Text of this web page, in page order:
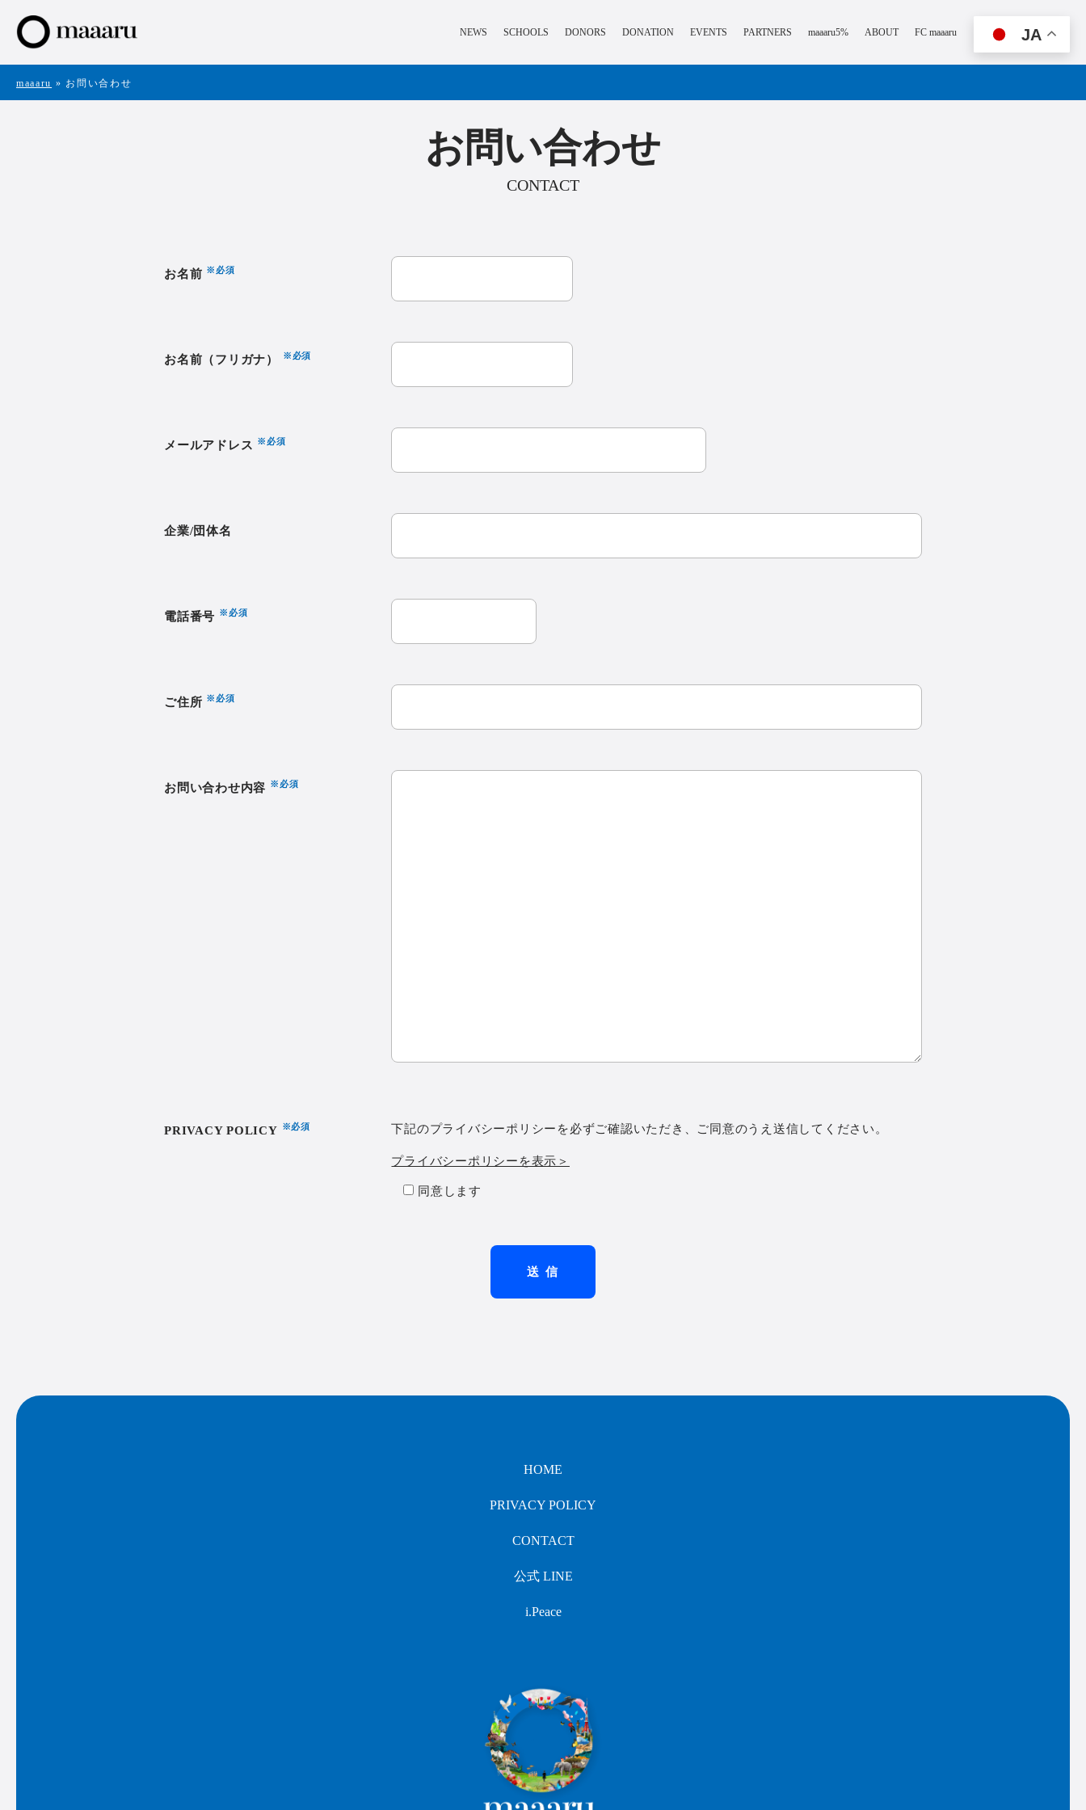
NEWS SCHOOLS DONORS DONATION EVENTS PARTNERS maaaru5% ABOUT FC maaaru
maaaru » お問い合わせ
お問い合わせ
CONTACT
お名前 必須
お名前（フリガナ） 必須
メールアドレス 必須
企業/団体名
電話番号 必須
ご住所 必須
お問い合わせ内容 必須
PRIVACY POLICY 必須 下記のプライバシーポリシーを必ずご確認いただき、ご同意のうえ送信してください。
プライバシーポリシーを表示＞
同意します
HOME
PRIVACY POLICY
CONTACT
公式 LINE
i.Peace
JA